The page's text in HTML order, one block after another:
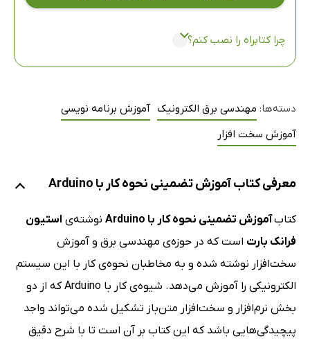
چرا کتابراه را نصب کنم؟
دسته‌ها: مهندسی برق الکترونیک آموزش برنامه نویسی
آموزش سخت افزار
معرفی کتاب آموزش تضمینی نحوه کار با Arduino
کتابآموزش تضمینی نحوه کار با Arduino نوشته‌ی استیون
فرانک بارت است که در حوزه‌ی مهندسی برق و آموزش
سخت‌افزار نوشته شده و به مخاطبان نحوه‌ی کار با این سیستم
الکترونیکی را آموزش می‌دهد. شیوه‌ی کار با Arduino که از دو
بخش نرم‌‌افزار و سخت‌‌افزار متن‌باز تشکیل شده می‌تواند واجد
پیچیدگی‌هایی باشد که این کتاب بر آن است تا با شرح دقیق